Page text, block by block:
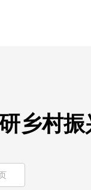
乡村振